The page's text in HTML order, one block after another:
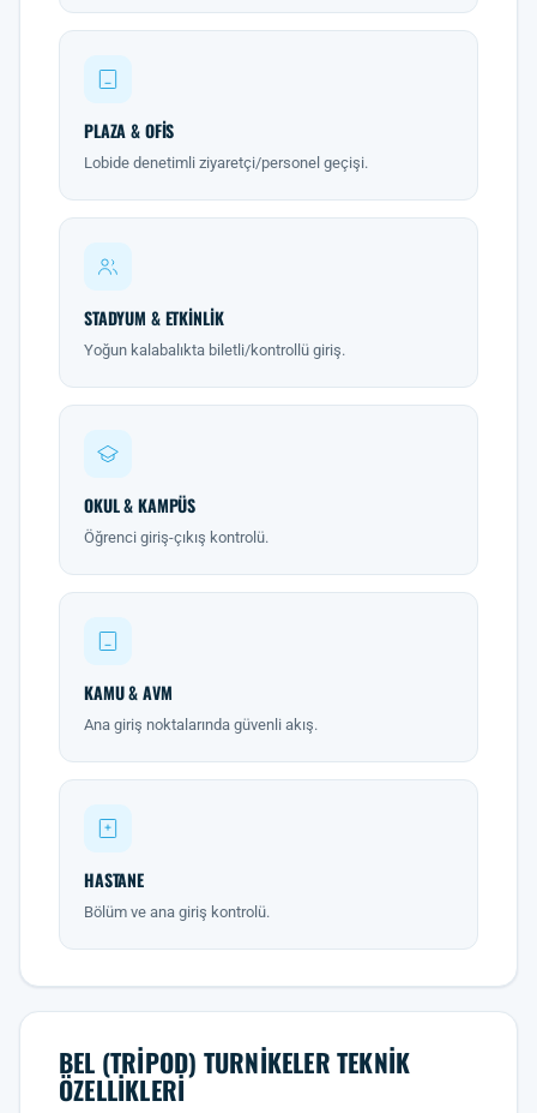
PLAZA & OFIS
Lobide denetimli ziyaretçi/personel geçişi.
STADYUM & ETKINLIK
Yoğun kalabalıkta biletli/kontrollü giriş.
OKUL & KAMPÜS
Öğrenci giriş-çıkış kontrolü.
KAMU & AVM
Ana giriş noktalarında güvenli akış.
HASTANE
Bölüm ve ana giriş kontrolü.
BEL (TRIPOD) TURNIKELER TEKNIK
ÖZELLIKLERI